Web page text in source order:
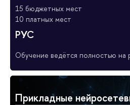
15 бюджетных мест
10 платных мест
РУС
Обучение ведётся полностью на
Прикладные